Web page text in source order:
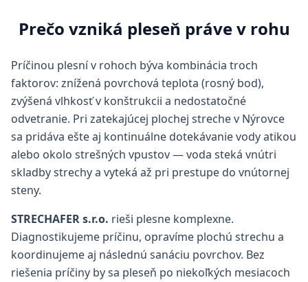
Prečo vzniká pleseň práve v rohu
Príčinou plesní v rohoch býva kombinácia troch
faktorov: znížená povrchová teplota (rosný bod),
zvýšená vlhkosť v konštrukcii a nedostatočné
odvetranie. Pri zatekajúcej plochej streche v Nýrovce
sa pridáva ešte aj kontinuálne dotekávanie vody atikou
alebo okolo strešných vpustov — voda steká vnútri
skladby strechy a vyteká až pri prestupe do vnútornej
steny.
STRECHAFER s.r.o. rieši plesne komplexne.
Diagnostikujeme príčinu, opravíme plochú strechu a
koordinujeme aj následnú sanáciu povrchov. Bez
riešenia príčiny by sa pleseň po niekoľkých mesiacoch